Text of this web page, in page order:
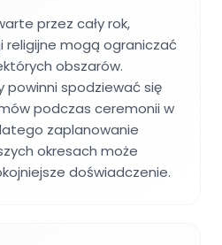
przez cały rok,
religijne mogą ograniczać
obszarów.
powinni spodziewać się
podczas ceremonii w
zaplanowanie
okresach może
doświadczenie.